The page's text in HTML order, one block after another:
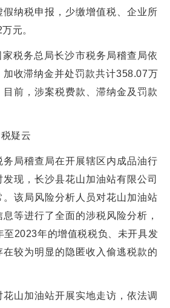
假纳税申报，少缴增值税、企业所
元。
务总局长沙市税务局稽查局依
收滞纳金并处罚款共计358.07万
前，涉案税费款、滞纳金及罚款
疑云
局稽查局在开展辖区内成品油行
现，长沙县花山加油站有限公司
。该局风险分析人员对花山加油站
等进行了全面的涉税风险分析，
至2023年的增值税税负、未开具发
较为明显的隐匿收入偷逃税款的
加油站开展实地走访，依法调